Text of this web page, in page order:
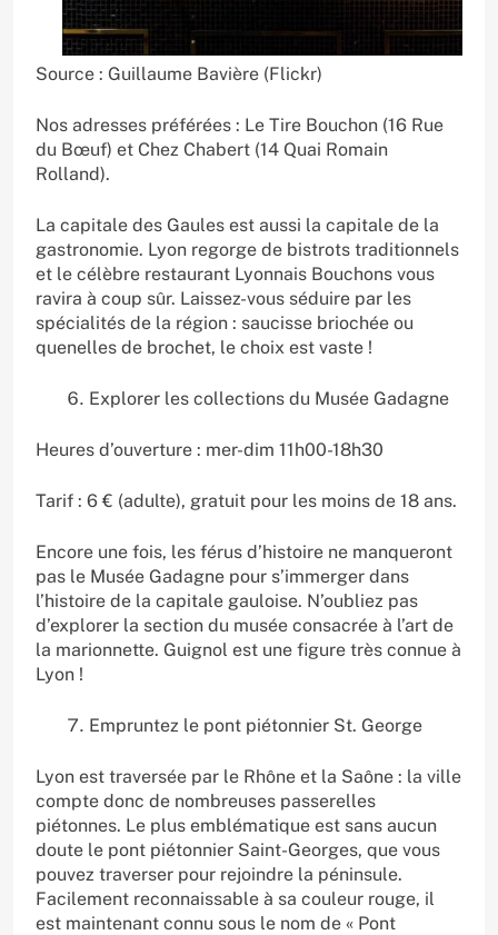
Source : Guillaume Bavière (Flickr)
Nos adresses préférées : Le Tire Bouchon (16 Rue
du Bœuf) et Chez Chabert (14 Quai Romain
Rolland).
La capitale des Gaules est aussi la capitale de la
gastronomie. Lyon regorge de bistrots traditionnels
et le célèbre restaurant Lyonnais Bouchons vous
ravira à coup sûr. Laissez-vous séduire par les
spécialités de la région : saucisse briochée ou
quenelles de brochet, le choix est vaste !
Explorer les collections du Musée Gadagne
Heures d’ouverture : mer-dim 11h00-18h30
Tarif : 6 € (adulte), gratuit pour les moins de 18 ans.
Encore une fois, les férus d’histoire ne manqueront
pas le Musée Gadagne pour s’immerger dans
l’histoire de la capitale gauloise. N’oubliez pas
d’explorer la section du musée consacrée à l’art de
la marionnette. Guignol est une figure très connue à
Lyon !
Empruntez le pont piétonnier St. George
Lyon est traversée par le Rhône et la Saône : la ville
compte donc de nombreuses passerelles
piétonnes. Le plus emblématique est sans aucun
doute le pont piétonnier Saint-Georges, que vous
pouvez traverser pour rejoindre la péninsule.
Facilement reconnaissable à sa couleur rouge, il
est maintenant connu sous le nom de « Pont